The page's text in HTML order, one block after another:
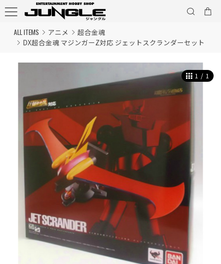
ALL ITEMS アニメ
超合金魂
DX超合金魂 マジンガーZ対応 ジェットスクランダーセット
1 / 1